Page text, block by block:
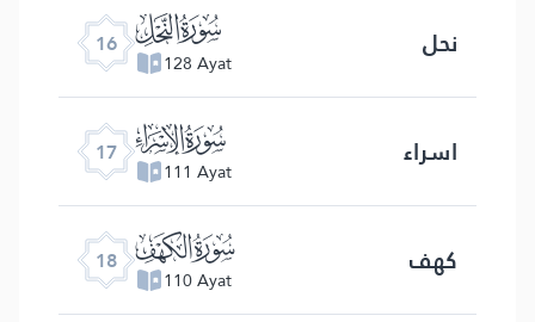
16 ﮜ
128 Ayat نحل
17 ﮝ
111 Ayat اسراء
18 ﮞ
110 Ayat کهف